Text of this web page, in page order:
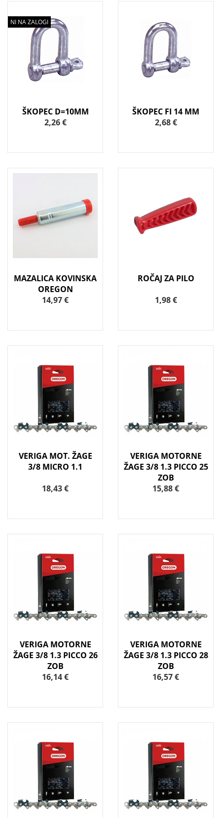
NI NA ZALOGI
ŠKOPEC D=10MM
2,26 €
ŠKOPEC FI 14 MM
2,68 €
MAZALICA KOVINSKA
OREGON
14,97 €
ROČAJ ZA PILO
1,98 €
VERIGA MOT. ŽAGE
3/8 MICRO 1.1
18,43 €
VERIGA MOTORNE
ŽAGE 3/8 1.3 PICCO 25
ZOB
15,88 €
VERIGA MOTORNE
ŽAGE 3/8 1.3 PICCO 26
ZOB
16,14 €
VERIGA MOTORNE
ŽAGE 3/8 1.3 PICCO 28
ZOB
16,57 €